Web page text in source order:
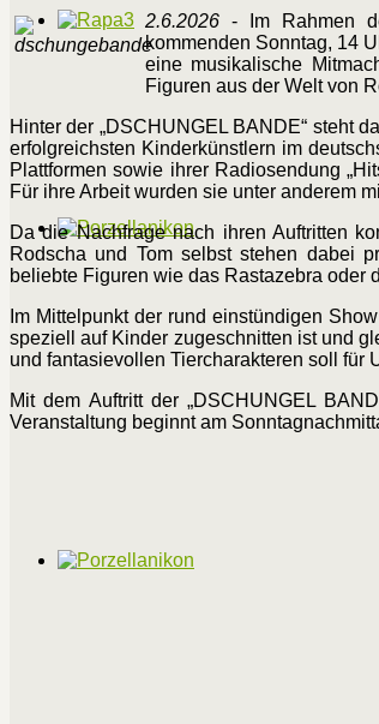
2.6.2026 - Im Rahmen
kommenden Sonntag, 14
eine musikalische
Figuren aus der Welt von
Hinter der „DSCHUNGEL BANDE“ steht
erfolgreichsten Kinderkünstlern im
Plattformen sowie ihrer Radiosendung
Für ihre Arbeit wurden sie unter anderem
Da die Nachfrage nach ihren Auftritten
Rodscha und Tom selbst stehen dabei
beliebte Figuren wie das Rastazebra oder
Im Mittelpunkt der rund einstündigen
speziell auf Kinder zugeschnitten ist und
und fantasievollen Tiercharakteren soll für
Mit dem Auftritt der „DSCHUNGEL
Veranstaltung beginnt am